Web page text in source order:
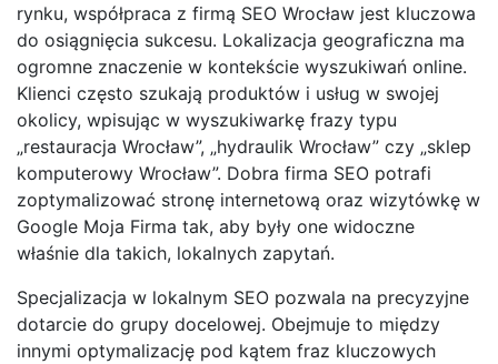
rynku, współpraca z firmą SEO Wrocław jest kluczowa
do osiągnięcia sukcesu. Lokalizacja geograficzna ma
ogromne znaczenie w kontekście wyszukiwań online.
Klienci często szukają produktów i usług w swojej
okolicy, wpisując w wyszukiwarkę frazy typu
„restauracja Wrocław”, „hydraulik Wrocław” czy „sklep
komputerowy Wrocław”. Dobra firma SEO potrafi
zoptymalizować stronę internetową oraz wizytówkę w
Google Moja Firma tak, aby były one widoczne
właśnie dla takich, lokalnych zapytań.
Specjalizacja w lokalnym SEO pozwala na precyzyjne
dotarcie do grupy docelowej. Obejmuje to między
innymi optymalizację pod kątem fraz kluczowych